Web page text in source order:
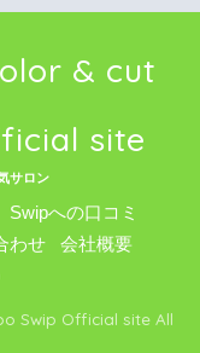
& cut
site
サロン
Swipへの口コミ
わせ
会社概要
Swip Official site All